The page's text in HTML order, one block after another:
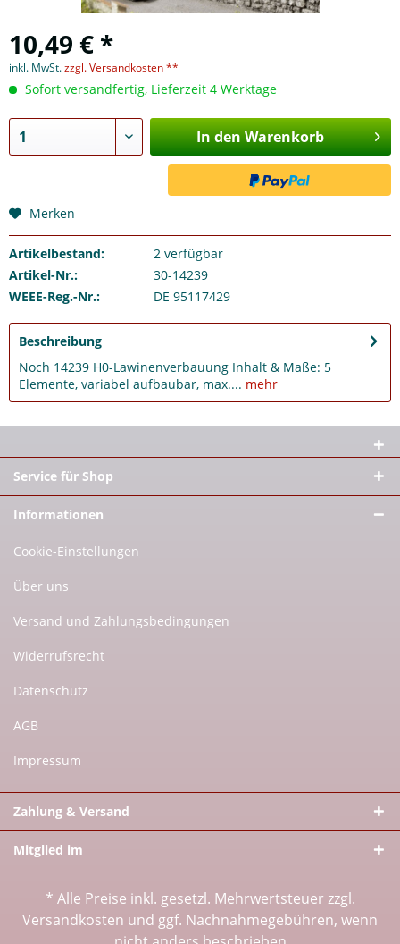
10,49 € *
inkl. MwSt.zzgl. Versandkosten **
Sofort versandfertig, Lieferzeit 4 Werktage
In den Warenkorb
Merken
Artikelbestand: 2verfügbar
Artikel-Nr.:
30-14239
WEEE-Reg.-Nr.:
DE 95117429
Beschreibung
Noch 14239 H0-Lawinenverbauung Inhalt & Maße: 5
Elemente, variabel aufbaubar, max.... mehr
Service für Shop
Informationen
Cookie-Einstellungen
Über uns
Versand und Zahlungsbedingungen
Widerrufsrecht
Datenschutz
AGB
Impressum
Zahlung & Versand
Mitglied im
* Alle Preise inkl. gesetzl. Mehrwertsteuer zzgl.
Versandkosten und ggf. Nachnahmegebühren, wenn